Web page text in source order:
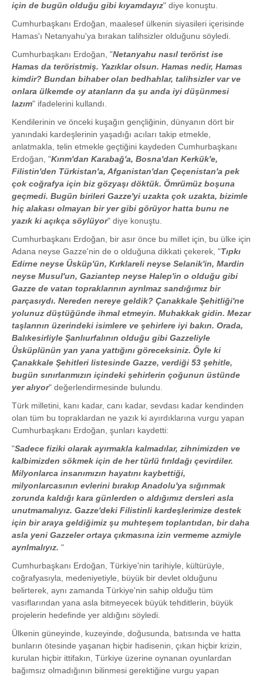
için de bugün olduğu gibi kıyamdayız" diye konuştu.
Cumhurbaşkanı Erdoğan, maalesef ülkenin siyasileri içerisinde
Hamas'ı Netanyahu'ya bırakan talihsizler olduğunu söyledi.
Cumhurbaşkanı Erdoğan, "Netanyahu nasıl terörist ise
Hamas da teröristmiş. Yazıklar olsun. Hamas nedir, Hamas
kimdir? Bundan bihaber olan bedhahlar, talihsizler var ve
onlara ülkemde oy atanların da şu anda iyi düşünmesi
lazım" ifadelerini kullandı.
Kendilerinin ve önceki kuşağın gençliğinin, dünyanın dört bir
yanındaki kardeşlerinin yaşadığı acıları takip etmekle,
anlatmakla, telin etmekle geçtiğini kaydeden Cumhurbaşkanı
Erdoğan, "Kırım'dan Karabağ'a, Bosna'dan Kerkük'e,
Filistin'den Türkistan'a, Afganistan'dan Çeçenistan'a pek
çok coğrafya için biz gözyaşı döktük. Ömrümüz boşuna
geçmedi. Bugün birileri Gazze'yi uzakta çok uzakta, bizimle
hiç alakası olmayan bir yer gibi görüyor hatta bunu ne
yazık ki açıkça söylüyor" diye konuştu.
Cumhurbaşkanı Erdoğan, bir asır önce bu millet için, bu ülke için
Adana neyse Gazze'nin de o olduğuna dikkati çekerek, "Tıpkı
Edirne neyse Üsküp'ün, Kırklareli neyse Selanik'in, Mardin
neyse Musul'un, Gaziantep neyse Halep'in o olduğu gibi
Gazze de vatan topraklarının ayrılmaz sandığımız bir
parçasıydı. Nereden nereye geldik? Çanakkale Şehitliği'ne
yolunuz düştüğünde ihmal etmeyin. Muhakkak gidin. Mezar
taşlarının üzerindeki isimlere ve şehirlere iyi bakın. Orada,
Balıkesirliyle Şanlıurfalının olduğu gibi Gazzeliyle
Üsküplünün yan yana yattığını göreceksiniz. Öyle ki
Çanakkale Şehitleri listesinde Gazze, verdiği 53 şehitle,
bugün sınırlarımızın içindeki şehirlerin çoğunun üstünde
yer alıyor" değerlendirmesinde bulundu.
Türk milletini, kanı kadar, canı kadar, sevdası kadar kendinden
olan tüm bu topraklardan ne yazık ki ayırdıklarına vurgu yapan
Cumhurbaşkanı Erdoğan, şunları kaydetti:
"Sadece fiziki olarak ayırmakla kalmadılar, zihnimizden ve
kalbimizden sökmek için de her türlü fırıldağı çevirdiler.
Milyonlarca insanımızın hayatını kaybettiği,
milyonlarcasının evlerini bırakıp Anadolu'ya sığınmak
zorunda kaldığı kara günlerden o aldığımız dersleri asla
unutmamalıyız. Gazze'deki Filistinli kardeşlerimize destek
için bir araya geldiğimiz şu muhteşem toplantıdan, bir daha
asla yeni Gazzeler ortaya çıkmasına izin vermeme azmiyle
ayrılmalıyız. "
Cumhurbaşkanı Erdoğan, Türkiye'nin tarihiyle, kültürüyle,
coğrafyasıyla, medeniyetiyle, büyük bir devlet olduğunu
belirterek, aynı zamanda Türkiye'nin sahip olduğu tüm
vasıflarından yana asla bitmeyecek büyük tehditlerin, büyük
projelerin hedefinde yer aldığını söyledi.
Ülkenin güneyinde, kuzeyinde, doğusunda, batısında ve hatta
bunların ötesinde yaşanan hiçbir hadisenin, çıkan hiçbir krizin,
kurulan hiçbir ittifakın, Türkiye üzerine oynanan oyunlardan
bağımsız olmadığının bilinmesi gerektiğine vurgu yapan